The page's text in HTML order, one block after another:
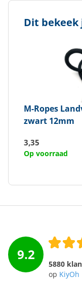
Dit bekeek
M-Ropes
zwart 12mm
3,35
Op voorraad
9.2
5880
op KiyOh